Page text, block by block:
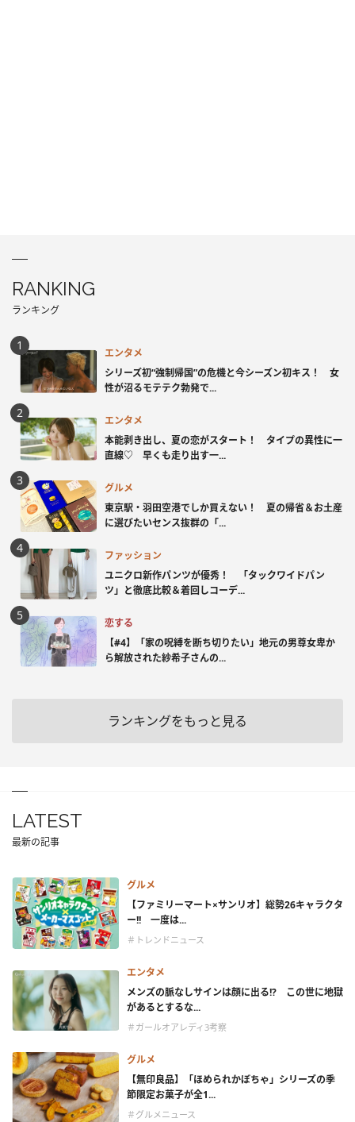
RANKING
ランキング
エンタメ
シリーズ初“強制帰国”の危機と今シーズン初キス！ 女
性が沼るモテテク勃発で...
エンタメ
本能剥き出し、夏の恋がスタート！ タイプの異性に一
直線♡ 早くも走り出す一...
グルメ
東京駅・羽田空港でしか買えない！ 夏の帰省＆お土産
に選びたいセンス抜群の「...
ファッション
ユニクロ新作パンツが優秀！ 「タックワイドパン
ツ」と徹底比較＆着回しコーデ...
恋する
【#4】「家の呪縛を断ち切りたい」地元の男尊女卑か
ら解放された紗希子さんの...
ランキングをもっと見る
LATEST
最新の記事
グルメ
【ファミリーマート×サンリオ】総勢26キャラクタ
ー!! 一度は...
＃トレンドニュース
エンタメ
メンズの脈なしサインは顔に出る!? この世に地獄
があるとするな...
＃ガールオアレディ3考察
グルメ
【無印良品】「ほめられかぼちゃ」シリーズの季
節限定お菓子が全1...
＃グルメニュース